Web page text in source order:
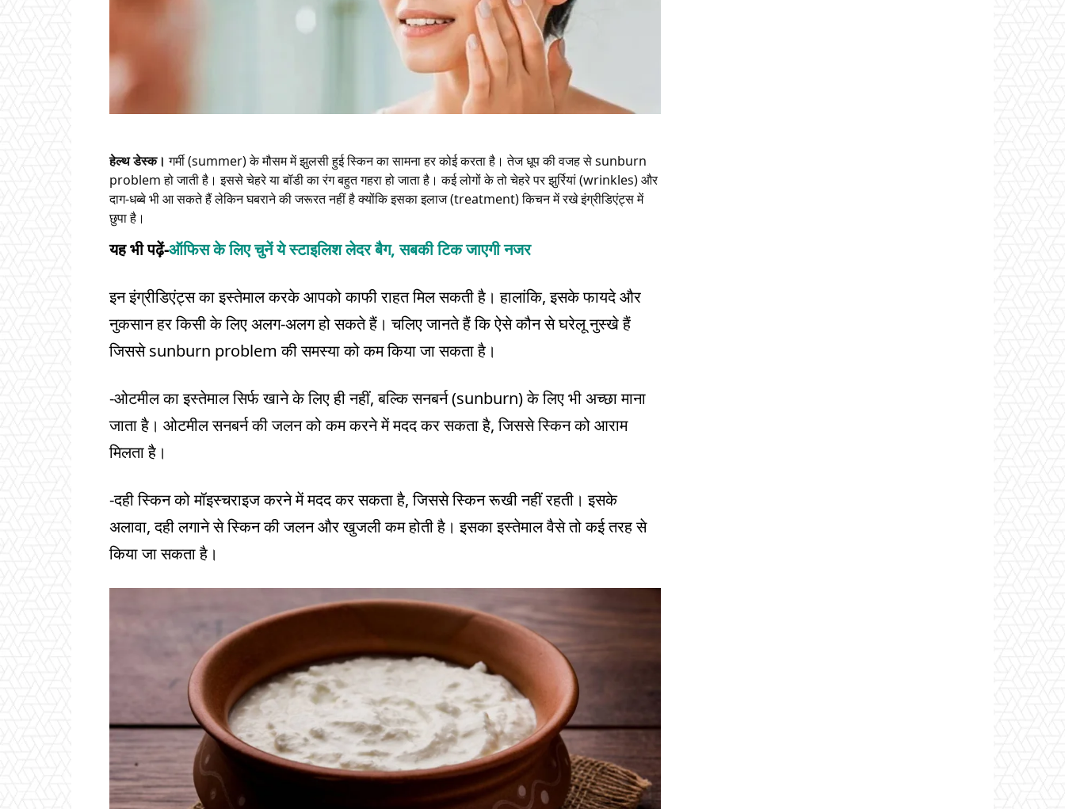
हेल्थ डेस्क।गर्मी (summer) के मौसम में झुलसी हुई स्किन का सामना हर कोई करता है। तेज धूप की वजह से sunburn
problem हो जाती है। इससे चेहरे या बॉडी का रंग बहुत गहरा हो जाता है। कई लोगों के तो चेहरे पर झुर्रियां (wrinkles) और
दाग-धब्बे भी आ सकते हैं लेकिन घबराने की जरूरत नहीं है क्योंकि इसका इलाज (treatment) किचन में रखे इंग्रीडिएंट्स में
छुपा है।
यह भी पढ़ें-ऑफिस के लिए चुनें ये स्टाइलिश लेदर बैग, सबकी टिक जाएगी नजर
इन इंग्रीडिएंट्स का इस्तेमाल करके आपको काफी राहत मिल सकती है। हालांकि, इसके फायदे और
नुकसान हर किसी के लिए अलग-अलग हो सकते हैं। चलिए जानते हैं कि ऐसे कौन से घरेलू नुस्खे हैं
जिससे sunburn problem की समस्या को कम किया जा सकता है।
-ओटमील का इस्तेमाल सिर्फ खाने के लिए ही नहीं, बल्कि सनबर्न (sunburn) के लिए भी अच्छा माना
जाता है। ओटमील सनबर्न की जलन को कम करने में मदद कर सकता है, जिससे स्किन को आराम
मिलता है।
-दही स्किन को मॉइस्चराइज करने में मदद कर सकता है, जिससे स्किन रूखी नहीं रहती। इसके
अलावा, दही लगाने से स्किन की जलन और खुजली कम होती है। इसका इस्तेमाल वैसे तो कई तरह से
किया जा सकता है।